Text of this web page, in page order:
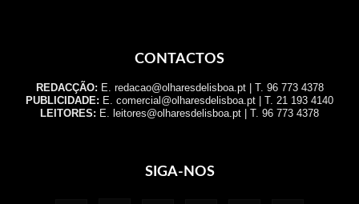
CONTACTOS
REDACÇÃO: E. redacao@olharesdelisboa.pt | T. 96 773 4378
PUBLICIDADE: E. comercial@olharesdelisboa.pt | T. 21 193 4140
LEITORES: E. leitores@olharesdelisboa.pt | T. 96 773 4378
SIGA-NOS